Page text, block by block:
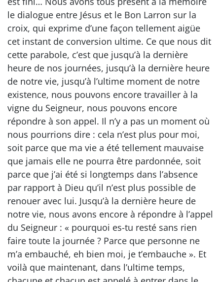
le dialogue entre Jésus et le Bon Larron sur la
croix, qui exprime d’une façon tellement aigüe
cet instant de conversion ultime. Ce que nous dit
cette parabole, c’est que jusqu’à la dernière
heure de nos journées, jusqu’à la dernière heure
de notre vie, jusqu’à l’ultime moment de notre
existence, nous pouvons encore travailler à la
vigne du Seigneur, nous pouvons encore
répondre à son appel. Il n’y a pas un moment où
nous pourrions dire : cela n’est plus pour moi,
soit parce que ma vie a été tellement mauvaise
que jamais elle ne pourra être pardonnée, soit
parce que j’ai été si longtemps dans l’absence
par rapport à Dieu qu’il n’est plus possible de
renouer avec lui. Jusqu’à la dernière heure de
notre vie, nous avons encore à répondre à l’appel
du Seigneur : « pourquoi es-tu resté sans rien
faire toute la journée ? Parce que personne ne
m’a embauché, eh bien moi, je t’embauche ». Et
voilà que maintenant, dans l’ultime temps,